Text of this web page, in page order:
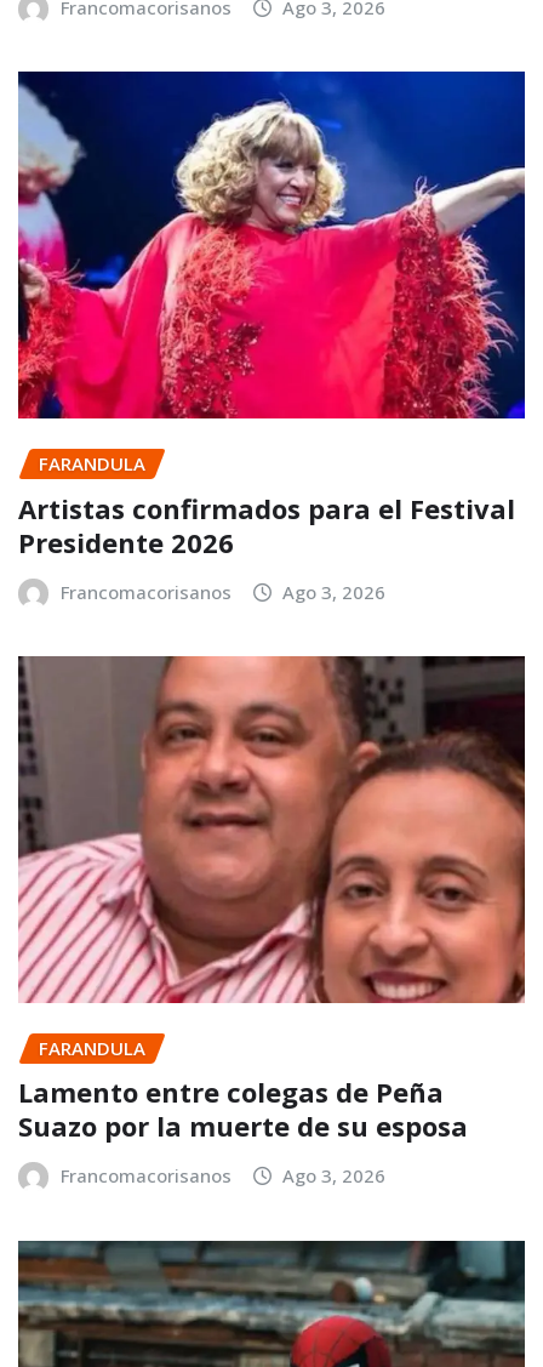
Francomacorisanos Ago 3, 2026
FARANDULA
Artistas confirmados para el Festival
Presidente 2026
Francomacorisanos Ago 3, 2026
FARANDULA
Lamento entre colegas de Peña
Suazo por la muerte de su esposa
Francomacorisanos Ago 3, 2026